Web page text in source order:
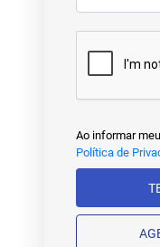
Ao informar
Política de